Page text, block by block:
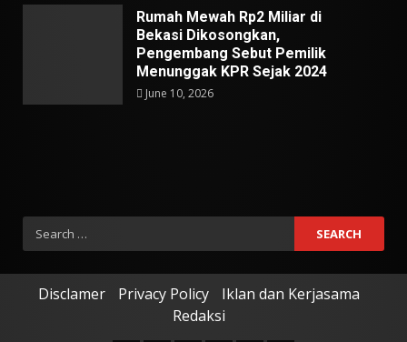
Rumah Mewah Rp2 Miliar di
Bekasi Dikosongkan,
Pengembang Sebut Pemilik
Menunggak KPR Sejak 2024
June 10, 2026
Search
for:
Disclamer Privacy Policy
Iklan dan Kerjasama
Redaksi